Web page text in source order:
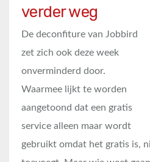
verder weg
De deconfiture van Jobbird
zet zich ook deze week
onverminderd door.
Waarmee lijkt te worden
aangetoond dat een gratis
service alleen maar wordt
gebruikt omdat het gratis is,